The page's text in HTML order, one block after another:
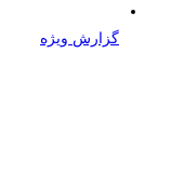
گزارش ویژه